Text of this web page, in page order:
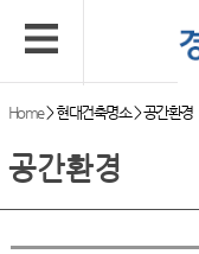
Home>현대건축명소>공간환경
공간환경